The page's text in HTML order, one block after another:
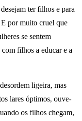
ter filhos e para
por muito cruel que
se sentem
filhos a educar e a
ligeira, mas
lares óptimos, ouve-
os filhos chegam,